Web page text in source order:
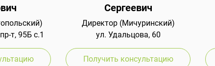
т, 95Б с.1
Сергеевич
Директор (Мичуринский)
ул. Удальцова, 60
Получить консультацию